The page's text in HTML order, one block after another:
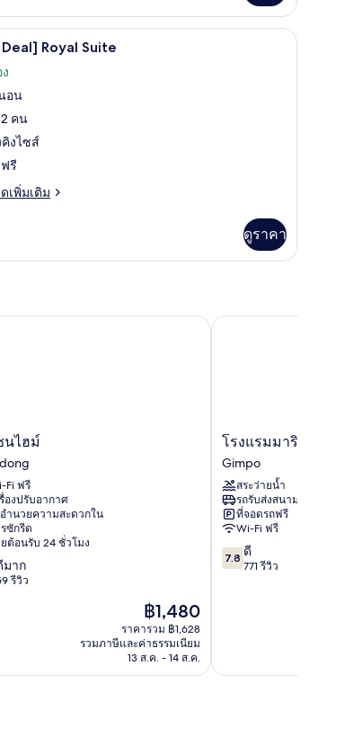
แบบใช้แล็ปท็อป เครื่องนอนระดับพรีเมียม, โต๊ะทำงาน, พื้นที่ทำ
Royal Suite
อน
คน
คิงไซส์
รี
เพิ่มเติม
ดูราคา
นไฮม์
Fi ฟรี
องปรับอากาศ
ำนวยความสะดวกใน
ซักรีด
ต้อนรับ 24 ชั่วโมง
มาก
รีวิว
ราคา
ปัจจุบัน
คือ
฿1,480
฿1,480
ราคารวม ฿1,628
รวมภาษีและค่าธรรมเนียม
13 ส.ค. - 14 ส.ค.
ฮม์
โรงแรม
มา
ริ
นา
เบย์
โซล
Gimpo
โรงแรมมารินาเบย์ โ
Gimpo
สระว่ายน้ำ
รถรับส่งสนามบิน
ที่จอดรถฟรี
Wi-Fi ฟรี
7.8
จาก
7.8 ดี
771 รีวิว
โรงแรมมารินาเบย์ โซล